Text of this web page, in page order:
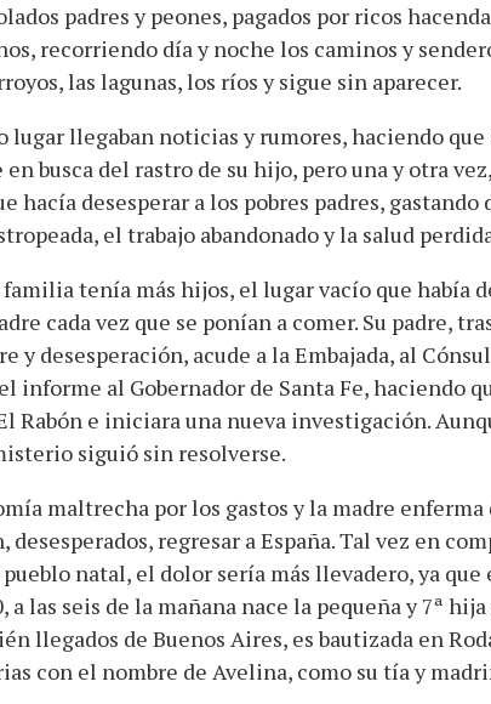
padres y peones, pagados por ricos
recorriendo día y noche los caminos y
las lagunas, los ríos y sigue sin aparecer.
lugar llegaban noticias y rumores, haciendo
busca del rastro de su hijo, pero una y otra
hacía desesperar a los pobres padres,
el trabajo abandonado y la salud
tenía más hijos, el lugar vacío que había
cada vez que se ponían a comer. Su padre,
y desesperación, acude a la Embajada, al
informe al Gobernador de Santa Fe, haciendo
Rabón e iniciara una nueva investigación.
siguió sin resolverse.
maltrecha por los gastos y la madre enferma
desesperados, regresar a España. Tal vez en
pueblo natal, el dolor sería más llevadero, ya
a las seis de la mañana nace la pequeña y 7ª
llegados de Buenos Aires, es bautizada en
con el nombre de Avelina, como su tía y